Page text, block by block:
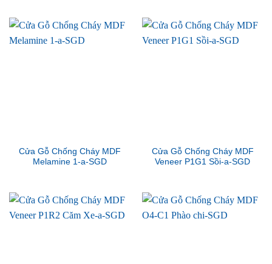
Cửa Gỗ Chống Cháy MDF
Melamine 1-a-SGD
Cửa Gỗ Chống Cháy MDF
Veneer P1G1 Sồi-a-SGD